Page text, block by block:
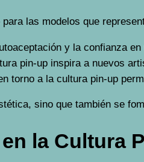
las modelos que
y la confianza
pin-up inspira a nuevos
torno a la cultura pin-up
sino que también se
la Cultura